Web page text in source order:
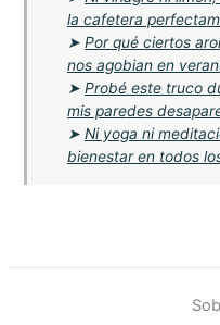
la cafetera
➤Por qué ciertos
nos agobian en
➤Probé este truco
mis paredes
➤Ni yoga ni
bienestar en todos